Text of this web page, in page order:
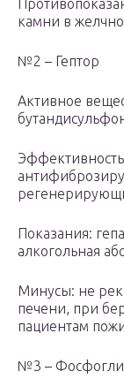
камни в
№2 – Гептор
Активное
Показания:
алкогольная
Минусы: не
печени, при
пациентам
№3 –